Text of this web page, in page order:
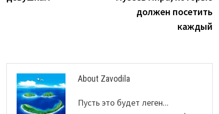
должен посетить
каждый
About Zavodila
Пусть это будет леген...